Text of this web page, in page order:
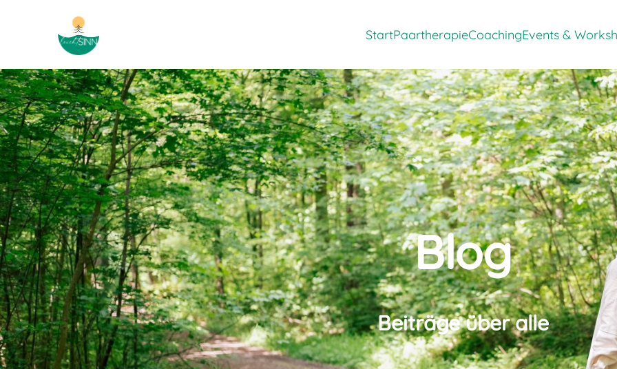
StartPaartherapie
Zeige Menü-Unterpunkte von
CoachingEvents &
Zeige Menü-
Blog
Beiträge über alle